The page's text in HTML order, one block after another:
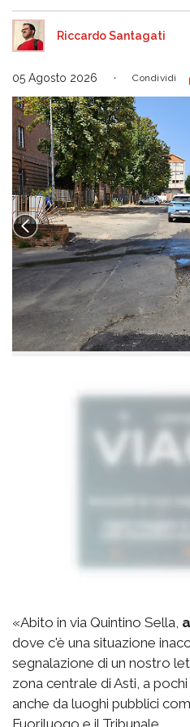
Riccardo Santagati
05 Agosto 2026 Condividi
«Abito in via Quintino Sella,
dove c'è una situazione
segnalazione di un nostro
zona centrale di Asti, a
anche da luoghi pubblici
Fuoriluogo e il Tribunale.